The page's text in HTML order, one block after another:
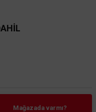
Mağazada varmı?